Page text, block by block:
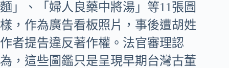
麵」、「婦人良藥中將湯」等11張圖
樣，作為廣告看板照片，事後遭胡姓
作者提告違反著作權。法官審理認
為，這些圖鑑只是呈現早期台灣古董